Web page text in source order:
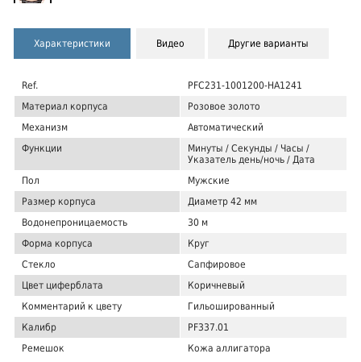
Характеристики Видео Другие варианты
Ref.
PFC231-1001200-HA1241
Материал корпуса
Розовое золото
Механизм
Автоматический
Функции
Минуты / Секунды / Часы /
Указатель день/ночь / Дата
Пол
Мужские
Размер корпуса
Диаметр 42 мм
Водонепроницаемость
30 м
Форма корпуса
Круг
Стекло
Сапфировое
Цвет циферблата
Коричневый
Комментарий к цвету
Гильошированный
Калибр
PF337.01
Ремешок
Кожа аллигатора